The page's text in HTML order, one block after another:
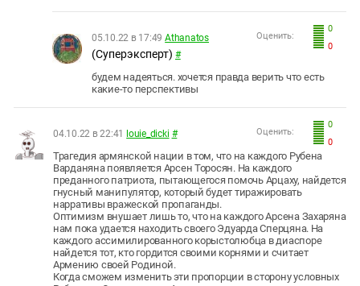
0
0
Оценить:
05.10.22 в 17:49 Athanatos
(Суперэксперт) #
будем надеяться. хочется правда верить что есть
какие-то перспективы
0
0
Оценить:
04.10.22 в 22:41 louie_dicki #
Трагедия армянской нации в том, что на каждого Рубена
Варданяна появляется Арсен Торосян. На каждого
преданного патриота, пытающегося помочь Арцаху, найдется
гнусный манипулятор, который будет тиражировать
нарративы вражеской пропаганды.
Оптимизм внушает лишь то, что на каждого Арсена Захаряна
нам пока удается находить своего Эдуарда Сперцяна. На
каждого ассимилированного корыстолюбца в диаспоре
найдется тот, кто гордится своими корнями и считает
Армению своей Родиной.
Когда сможем изменить эти пропорции в сторону условных